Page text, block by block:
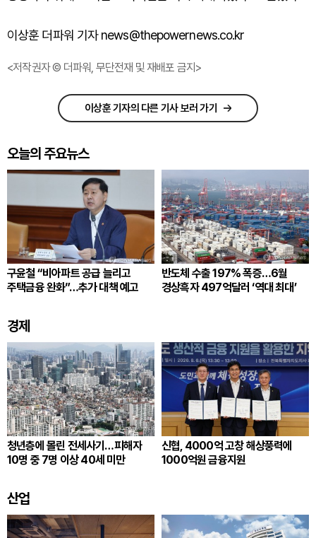
이상훈 더파워 기자 news@thepowernews.co.kr
<저작권자 © 더파워, 무단전재 및 재배포 금지>
이상훈 기자의 다른 기사 보러 가기
오늘의 주요뉴스
구윤철 “비아파트 공급 늘리고
주택금융 완화”…추가 대책 예고
반도체 수출 197% 폭증…6월
경상흑자 497억달러 ‘역대 최대’
경제
청년층에 몰린 전세사기…피해자
10명 중 7명 이상 40세 미만
신협, 4000억 고창 해상풍력에
1000억원 금융지원
산업